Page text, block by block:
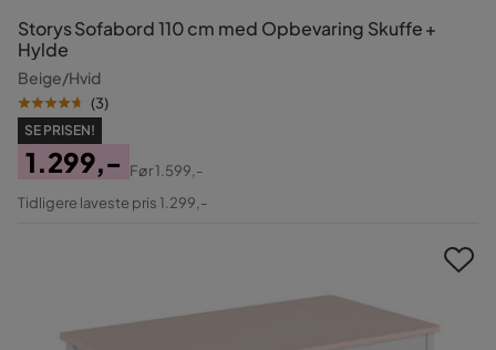
Storys Sofabord 110 cm med Opbevaring Skuffe +
Hylde
Beige/Hvid
(3)
SE PRISEN!
Pris
1.299,-
Original
Før1.599,-
Tidligere laveste pris 1.299,-